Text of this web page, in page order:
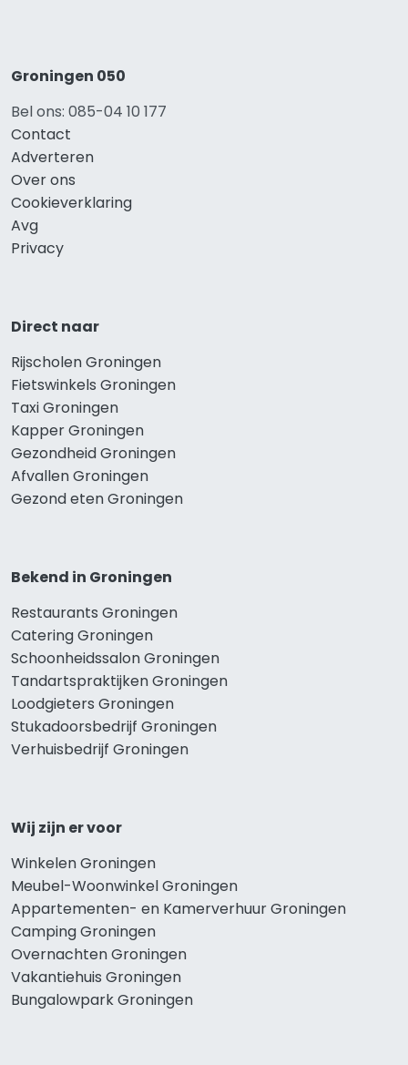
Groningen 050
Bel ons: 085-04 10 177
Contact
Adverteren
Over ons
Cookieverklaring
Avg
Privacy
Direct naar
Rijscholen Groningen
Fietswinkels Groningen
Taxi Groningen
Kapper Groningen
Gezondheid Groningen
Afvallen Groningen
Gezond eten Groningen
Bekend in Groningen
Restaurants Groningen
Catering Groningen
Schoonheidssalon Groningen
Tandartspraktijken Groningen
Loodgieters Groningen
Stukadoorsbedrijf Groningen
Verhuisbedrijf Groningen
Wij zijn er voor
Winkelen Groningen
Meubel-Woonwinkel Groningen
Appartementen- en Kamerverhuur Groningen
Camping Groningen
Overnachten Groningen
Vakantiehuis Groningen
Bungalowpark Groningen